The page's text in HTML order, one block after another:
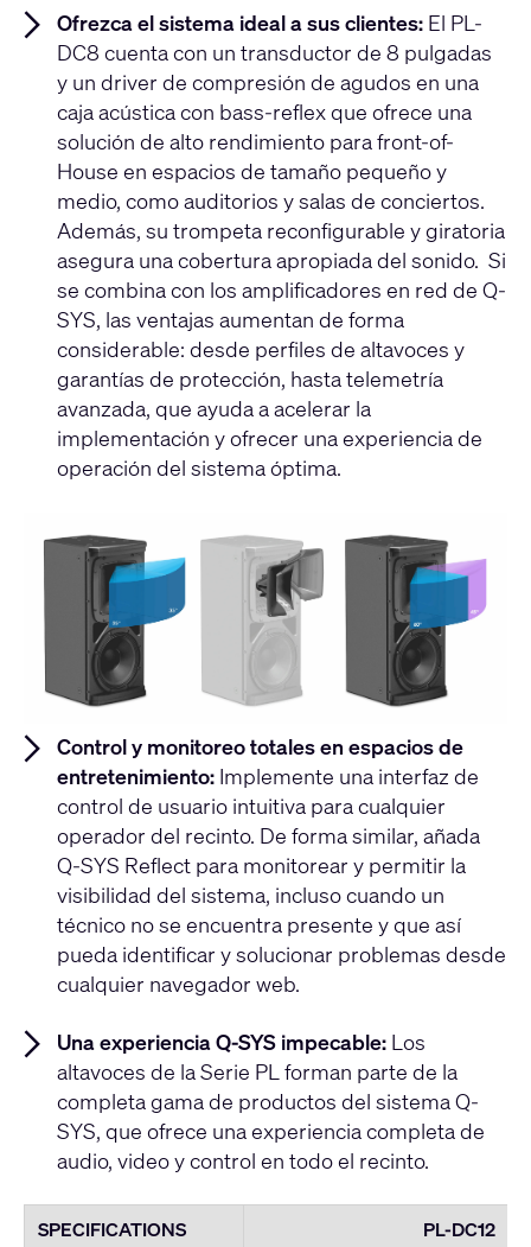
Ofrezca el sistema ideal a sus clientes: El PL-
DC8 cuenta con un transductor de 8 pulgadas
y un driver de compresión de agudos en una
caja acústica con bass-reflex que ofrece una
solución de alto rendimiento para front-of-
House en espacios de tamaño pequeño y
medio, como auditorios y salas de conciertos.
Además, su trompeta reconfigurable y giratoria
asegura una cobertura apropiada del sonido. Si
se combina con los amplificadores en red de Q-
SYS, las ventajas aumentan de forma
considerable: desde perfiles de altavoces y
garantías de protección, hasta telemetría
avanzada, que ayuda a acelerar la
implementación y ofrecer una experiencia de
operación del sistema óptima.
Control y monitoreo totales en espacios de
entretenimiento: Implemente una interfaz de
control de usuario intuitiva para cualquier
operador del recinto. De forma similar, añada
Q-SYS Reflect para monitorear y permitir la
visibilidad del sistema, incluso cuando un
técnico no se encuentra presente y que así
pueda identificar y solucionar problemas desde
cualquier navegador web.
Una experiencia Q-SYS impecable: Los
altavoces de la Serie PL forman parte de la
completa gama de productos del sistema Q-
SYS, que ofrece una experiencia completa de
audio, video y control en todo el recinto.
SPECIFICATIONS PL-DC12